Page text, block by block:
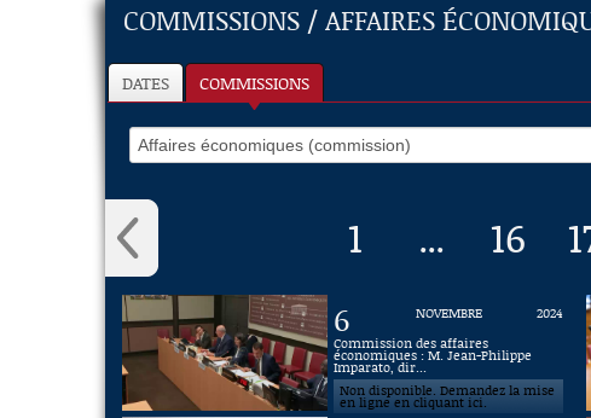
COMMISSIONS / AFFAIRES
DATES COMMISSIONS
1 ... 16
6 NOVEMBRE
2024
Commission des affaires
économiques : M. Jean-Philippe
Imparato, dir...
Non disponible. Demandez la mise
en ligne en cliquant ici.